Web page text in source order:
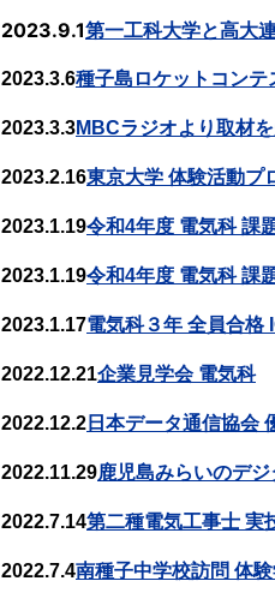
2023.9.1第一工科大学と高大
2023.3.6種子島ロケットコン
2023.3.3MBCラジオより取材
2023.2.16東京大学 体験活動プ
2023.1.19令和4年度 電気科 課
2023.1.19令和4年度 電気科 課
2023.1.17電気科３年 全員合格
2022.12.21企業見学会 電気科
2022.12.2 日本データ通信協会
2022.11.29鹿児島みらいのデ
2022.7.14第二種電気工事士
2022.7.4南種子中学校訪問 体